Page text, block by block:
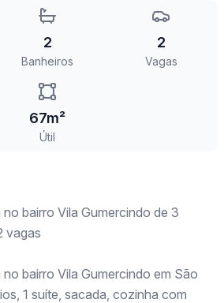
2
Banheiros
2
Vagas
67m²
Útil
bairro Vila Gumercindo de 3
vagas
bairro Vila Gumercindo em São
1 suíte, sacada, cozinha com